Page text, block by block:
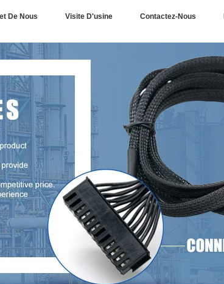
De Nous Visite D'usine Contactez-Nous